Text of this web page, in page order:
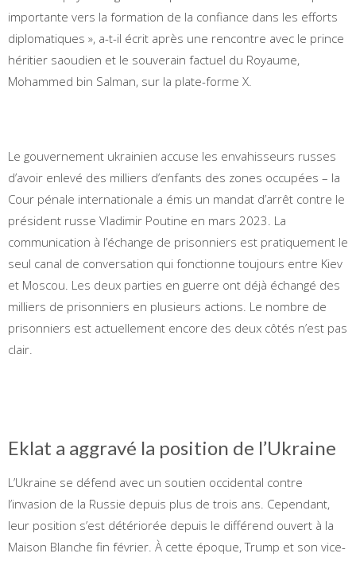
importante vers la formation de la confiance dans les efforts
diplomatiques », a-t-il écrit après une rencontre avec le prince
héritier saoudien et le souverain factuel du Royaume,
Mohammed bin Salman, sur la plate-forme X.
Le gouvernement ukrainien accuse les envahisseurs russes
d’avoir enlevé des milliers d’enfants des zones occupées – la
Cour pénale internationale a émis un mandat d’arrêt contre le
président russe Vladimir Poutine en mars 2023. La
communication à l’échange de prisonniers est pratiquement le
seul canal de conversation qui fonctionne toujours entre Kiev
et Moscou. Les deux parties en guerre ont déjà échangé des
milliers de prisonniers en plusieurs actions. Le nombre de
prisonniers est actuellement encore des deux côtés n’est pas
clair.
Eklat a aggravé la position de l’Ukraine
L’Ukraine se défend avec un soutien occidental contre
l’invasion de la Russie depuis plus de trois ans. Cependant,
leur position s’est détériorée depuis le différend ouvert à la
Maison Blanche fin février. À cette époque, Trump et son vice-